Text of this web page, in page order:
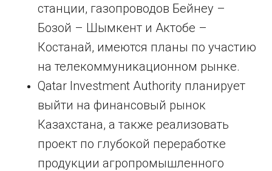
станции, газопроводов Бейнеу –
Бозой – Шымкент и Актобе –
Костанай, имеются планы по участию
на телекоммуникационном рынке.
Qatar Investment Authority планирует
выйти на финансовый рынок
Казахстана, а также реализовать
проект по глубокой переработке
продукции агропромышленного